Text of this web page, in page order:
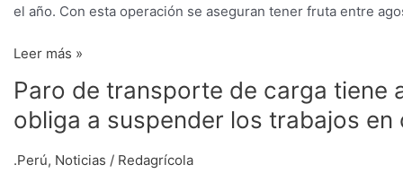
el año. Con esta operación se aseguran tener fruta entre
Leer más »
Paro de transporte de carga tiene
obliga a suspender los trabajos
.Perú, Noticias / Redagrícola
Paro
transporte
carga